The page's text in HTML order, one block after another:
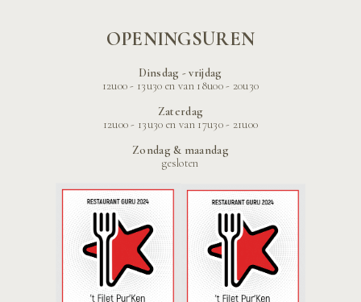
OPENINGSUREN
Dinsdag - vrijdag
12u00 - 13u30 en van 18u00 - 20u30
Zaterdag
12u00 - 13u30 en van 17u30 - 21u00
Zondag & maandag
gesloten